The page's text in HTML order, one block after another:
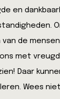
en
de
met
Daar
Wees